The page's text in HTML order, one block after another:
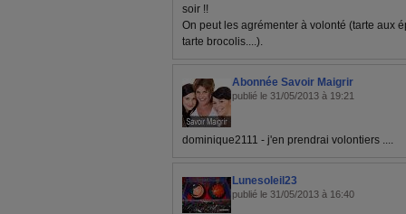
soir !!
On peut les agrémenter à volonté (tarte aux
tarte brocolis....).
Abonnée Savoir Maigrir
publié le 31/05/2013 à 19:21
dominique2111 - j'en prendrai volontiers ....
Lunesoleil23
publié le 31/05/2013 à 16:40